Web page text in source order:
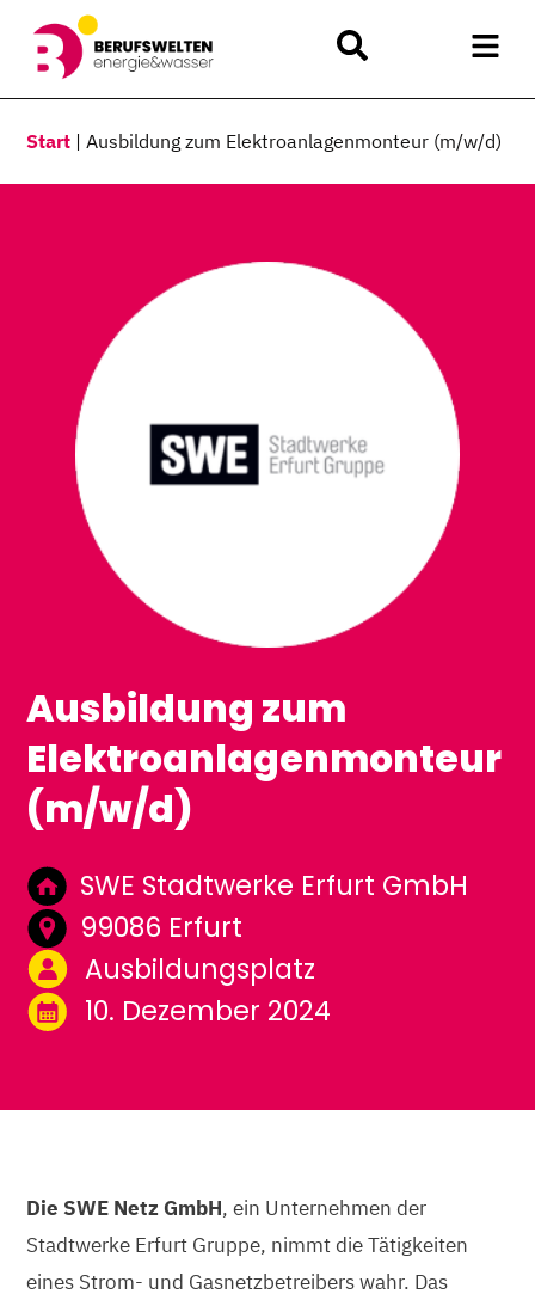
Start |Ausbildung zum Elektroanlagenmonteur (m/w/d)
Ausbildung zum
Elektroanlagenmonteur
(m/w/d)
SWE Stadtwerke Erfurt GmbH
99086 Erfurt
Ausbildungsplatz
10. Dezember 2024
Die SWE Netz GmbH, ein Unternehmen der
Stadtwerke Erfurt Gruppe, nimmt die Tätigkeiten
eines Strom- und Gasnetzbetreibers wahr. Das